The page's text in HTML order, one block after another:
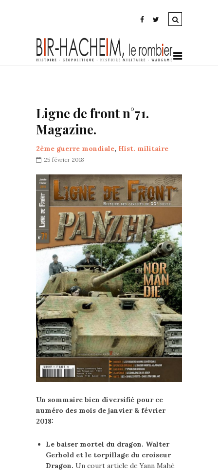
Ligne de front n°71.
Magazine.
2ème guerre mondiale, Hist. militaire
25 février 2018
Un sommaire bien diversifié pour ce
numéro des mois de janvier & février
2018:
Le baiser mortel du dragon. Walter
Gerhold et le torpillage du croiseur
Dragon. Un court article de Yann Mahé